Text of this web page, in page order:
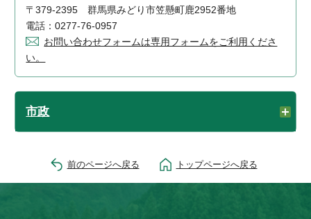
〒379-2395 群馬県みどり市笠懸町鹿2952番地
電話：0277-76-0957
お問い合わせフォームは専用フォームをご利用くださ
い。
市政
前のページへ戻る トップページへ戻る